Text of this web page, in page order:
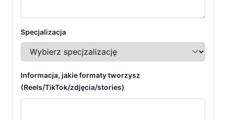
Specjalizacja
Informacja, jakie formaty tworzysz
(Reels/TikTok/zdjęcia/stories)